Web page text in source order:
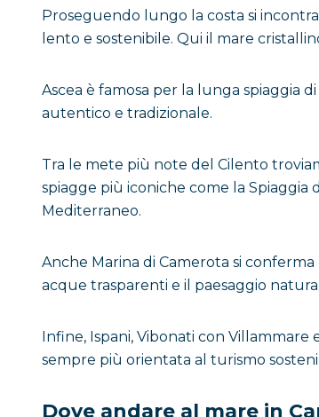
Proseguendo lungo la costa si
lento e sostenibile. Qui il mare
Ascea è famosa per la lunga spiaggia
autentico e tradizionale.
Tra le mete più note del Cilento
spiagge più iconiche come la
Mediterraneo.
Anche Marina di Camerota si
acque trasparenti e il paesaggio
Infine, Ispani, Vibonati con
sempre più orientata al turismo
Dove andare al mare in